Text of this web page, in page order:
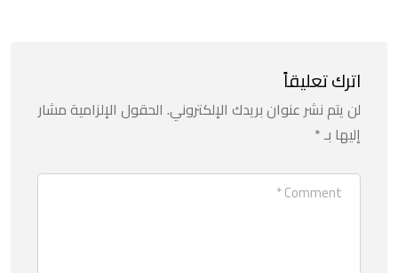
اترك تعليقاً
لن يتم نشر عنوان بريدك الإلكتروني. الحقول الإلزامية مشار
إليها بـ*